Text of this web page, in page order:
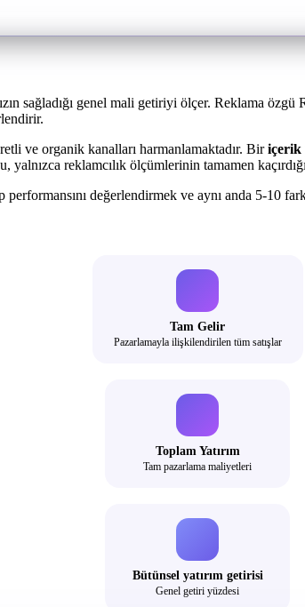
sağladığı genel mali getiriyi ölçer. Reklama
ve organik kanalları harmanlamaktadır. Biriçerik
reklamcılık ölçümlerinin tamamen
değerlendirmek ve aynı anda 5-10
Tam Gelir
Pazarlamayla ilişkilendirilen tüm satışlar
Toplam Yatırım
Tam pazarlama maliyetleri
Bütünsel yatırım getirisi
Genel getiri yüzdesi